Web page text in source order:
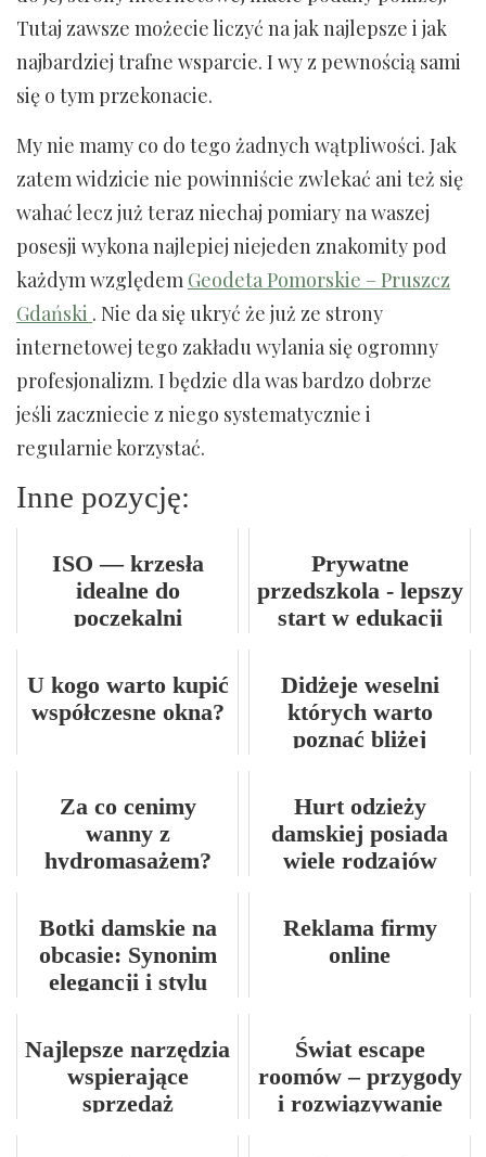
Tutaj zawsze możecie liczyć na jak najlepsze i jak
najbardziej trafne wsparcie. I wy z pewnością sami
się o tym przekonacie.
My nie mamy co do tego żadnych wątpliwości. Jak
zatem widzicie nie powinniście zwlekać ani też się
wahać lecz już teraz niechaj pomiary na waszej
posesji wykona najlepiej niejeden znakomity pod
każdym względem Geodeta Pomorskie – Pruszcz
Gdański . Nie da się ukryć że już ze strony
internetowej tego zakładu wylania się ogromny
profesjonalizm. I będzie dla was bardzo dobrze
jeśli zaczniecie z niego systematycznie i
regularnie korzystać.
Inne pozycję:
ISO — krzesła
idealne do
poczekalni
Prywatne
przedszkola - lepszy
start w edukacji
U kogo warto kupić
współczesne okna?
Didżeje weselni
których warto
poznać bliżej
Za co cenimy
wanny z
hydromasażem?
Hurt odzieży
damskiej posiada
wiele rodzajów
ofercie
Botki damskie na
obcasie: Synonim
elegancji i stylu
Reklama firmy
online
Najlepsze narzędzia
wspierające
sprzedaż
Świat escape
roomów – przygody
i rozwiązywanie